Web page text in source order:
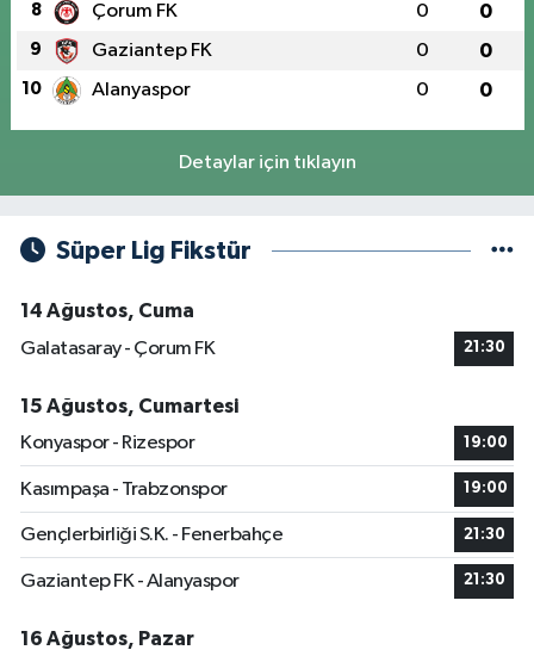
8 Çorum FK 0 0
9 Gaziantep FK 0 0
10 Alanyaspor 0 0
Detaylar için tıklayın
Süper Lig Fikstür
14 Ağustos, Cuma
Galatasaray - Çorum FK
21:30
15 Ağustos, Cumartesi
Konyaspor - Rizespor
19:00
Kasımpaşa - Trabzonspor 19:00
Gençlerbirliği S.K. - Fenerbahçe 21:30
Gaziantep FK - Alanyaspor 21:30
16 Ağustos, Pazar